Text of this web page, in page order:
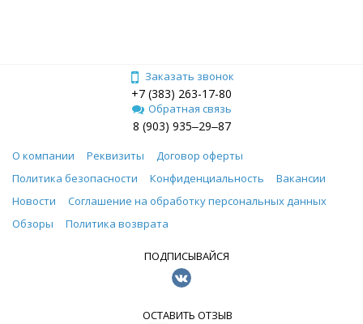
Заказать звонок
+7 (383) 263-17-80
Обратная связь
8 (903) 935‒29‒87
О компании Реквизиты
Договор оферты
Политика безопасности
Конфиденциальность
Вакансии
Новости
Соглашение на обработку персональных данных
Обзоры
Политика возврата
ПОДПИСЫВАЙСЯ
ОСТАВИТЬ ОТЗЫВ